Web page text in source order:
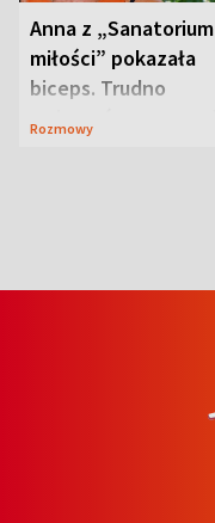
Anna z „Sanatorium
miłości” pokazała
biceps. Trudno
Rozmowy